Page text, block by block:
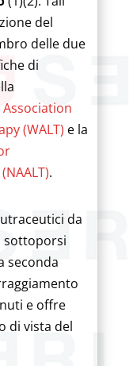
del
delle due
di
(WALT) e la
.
da
sottoporsi
seconda
e offre
di vista del